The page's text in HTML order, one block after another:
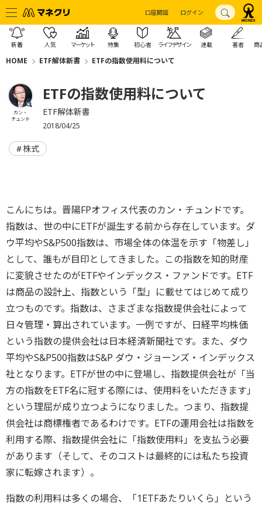
口座開設 ログイン
新着 人気 マーケット 特集 初心者 ライフデザイン 連載 著者 商
HOME ETF解体新書 ETFの指数使用料について
カン・
チュンド
ETFの指数使用料について
ETF解体新書
2018/04/25
株式
こんにちは。晋陽FPオフィス代表のカン・チュンドです。
指数は、世の中にETFが誕生する前から存在しています。ダ
ウ平均やS&P500指数は、市場全体の体温を示す「物差し」
として、誰もが目印としてきました。この指数を知的財産
に変貌させたのがETFやインデックス・ファンドです。ETF
は商品の設計上、指数という「型」に載せてはじめて成り
立つものです。指数は、さまざまな指数提供会社によって
日々管理・算出されています。一例ですが、日経平均株価
という指数の提供会社は日本経済新聞社です。また、ダウ
平均やS&P500指数はS&P ダウ・ジョーンズ・インデックス
社となります。ETFが世の中に登場し、指数提供会社が「当
方の指数をETF名に冠する際には、使用料をいただきます」
という理屈が成り立つようになりました。つまり、指数提
供会社は商標権者であるわけです。ETFの運用会社は指数を
利用する際、指数提供会社に「指数使用料」を支払う必要
があります（そして、そのコストは最終的には私たち投資
家に転嫁されます）。
指数の利用料は多くの場合、「1ETFあたりいくら」という